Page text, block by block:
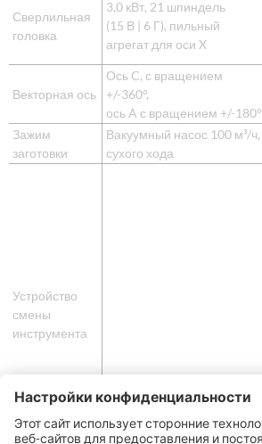
Сверлильная
головка
3,0 кВт, 21 шпиндель
(15 В | 6 Г), пильный
агрегат для оси X
Векторная ось
Ось C, с вращением
+/-360°,
ось A с вращением +/-180°
Зажим
заготовки
Вакуумный насос 100 м³/ч,
сухого хода
Устройство
смены
инструмента